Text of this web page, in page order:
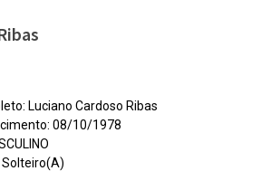
Luciano Cardoso Ribas
08/10/1978
Solteiro(A)